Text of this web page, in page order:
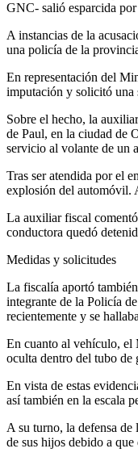
GNC- salió esparcida por
A instancias de la
una policía de la
En representación del
imputación y solicitó una
Sobre el hecho, la
de Paul, en la ciudad de
servicio al volante de un
Tras ser atendida por el
explosión del automóvil.
La auxiliar fiscal
conductora quedó
Medidas y solicitudes
La fiscalía aportó
integrante de la Policía
recientemente y se
En cuanto al vehículo, el
oculta dentro del tubo de
En vista de estas
así también en la escala
A su turno, la defensa
de sus hijos debido a